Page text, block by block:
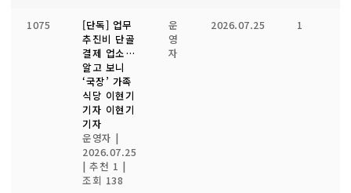
1075
[단독] 업무
추진비 단골
결제 업소…
알고 보니
‘국장’ 가족
식당 이현기
기자 이현기
기자
운영자 |
2026.07.25
| 추천 1 |
조회 138
운
영
자
2026.07.25 1